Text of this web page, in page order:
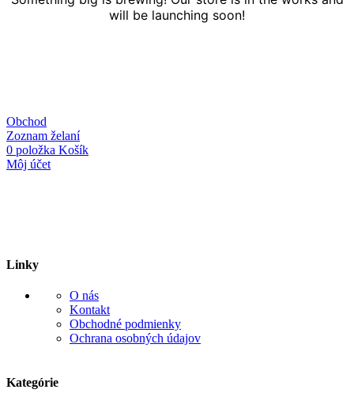
will be launching soon!
Obchod
Zoznam želaní
0 položka Košík
Môj účet
Linky
O nás
Kontakt
Obchodné podmienky
Ochrana osobných údajov
Kategórie